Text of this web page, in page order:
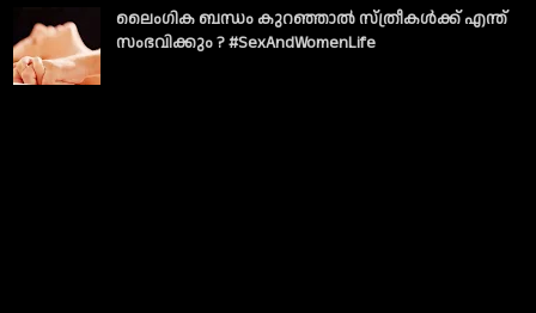
ലൈംഗിക ബന്ധം കുറഞ്ഞാല്‍ സ്ത്രീകള്‍ക്ക് എന്ത്
സംഭവിക്കും ? #SexAndWomenLife